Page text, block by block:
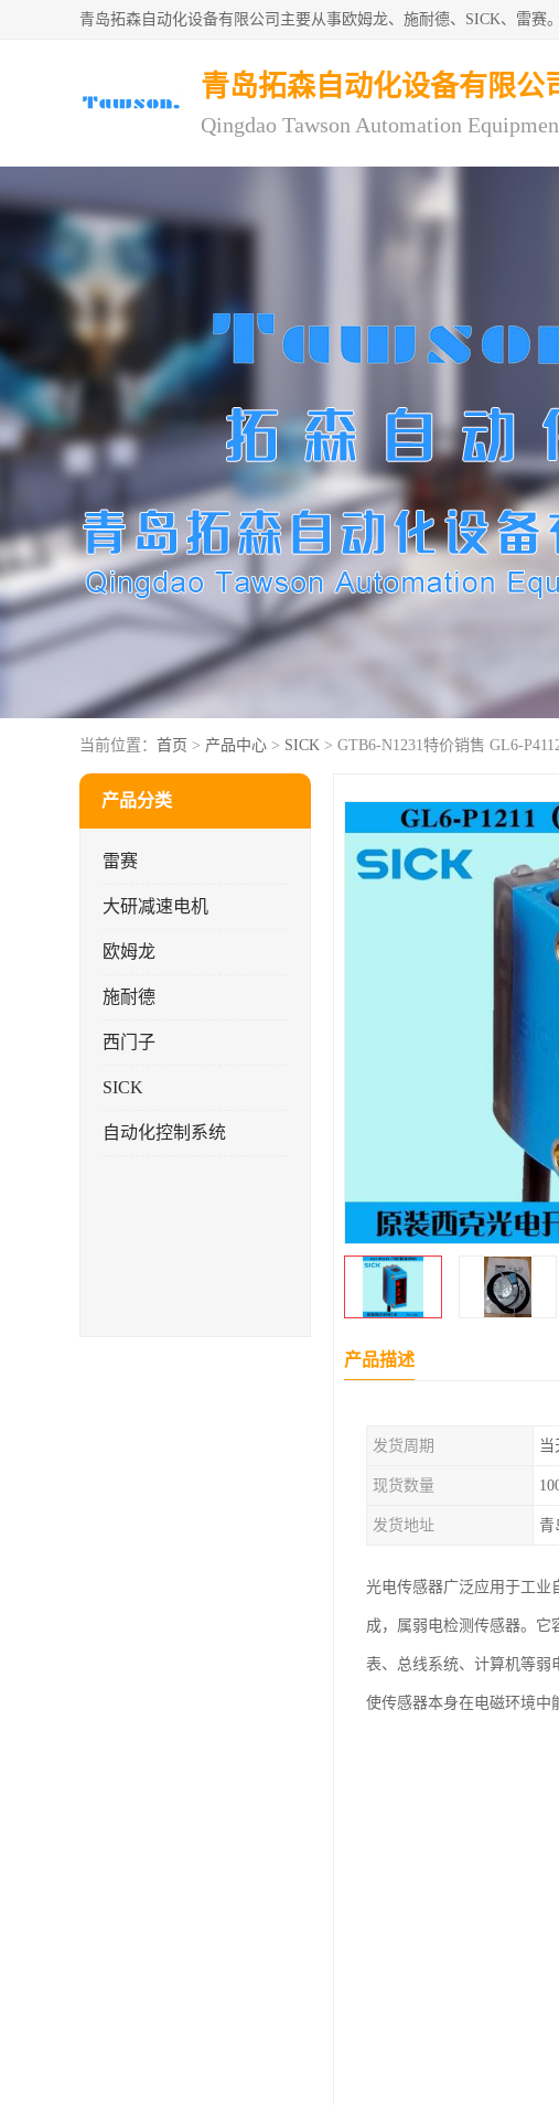
青岛拓森自动化设备有限公司主要从事欧姆龙、施耐德、SICK、雷赛
青岛拓森自动化设备有限公
Qingdao Tawson Automation
当前位置： 首页 > 产品中心 > SICK > GTB6-N1231特价销售 GL6-
产品分类
雷赛
大研减速电机
欧姆龙
施耐德
西门子
SICK
自动化控制系统
产品描述
发货周期 当
现货数量
发货地址 青
光电传感器广泛应用于工业
成，属弱电检测传感器。它
表、总线系统、计算机等
使传感器本身在电磁环境中